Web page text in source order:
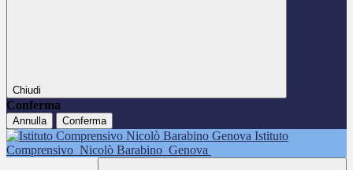
Chiudi
Conferma
Annulla Conferma
Istituto
Comprensivo Nicolò Barabino Genova